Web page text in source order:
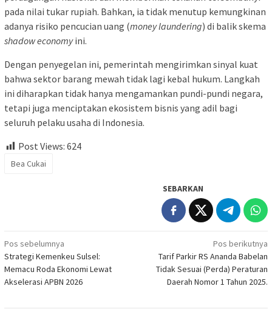
pada nilai tukar rupiah. Bahkan, ia tidak menutup kemungkinan
adanya risiko pencucian uang (money laundering) di balik skema
shadow economyini.
Dengan penyegelan ini, pemerintah mengirimkan sinyal kuat
bahwa sektor barang mewah tidak lagi kebal hukum. Langkah
ini diharapkan tidak hanya mengamankan pundi-pundi negara,
tetapi juga menciptakan ekosistem bisnis yang adil bagi
seluruh pelaku usaha di Indonesia.
Post Views: 624
Bea Cukai
SEBARKAN
Navigasi
pos
Pos sebelumnya
Strategi Kemenkeu Sulsel:
Memacu Roda Ekonomi Lewat
Akselerasi APBN 2026
Pos berikutnya
Tarif Parkir RS Ananda Babelan
Tidak Sesuai (Perda) Peraturan
Daerah Nomor 1 Tahun 2025.